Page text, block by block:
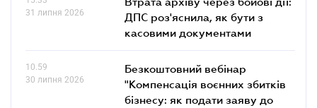
31 липня 2026
ДПС роз'яснила, як бути з
касовими документами
10.59
30 липня 2026
Безкоштовний вебінар
"Компенсація воєнних збитків
бізнесу: як подати заяву до